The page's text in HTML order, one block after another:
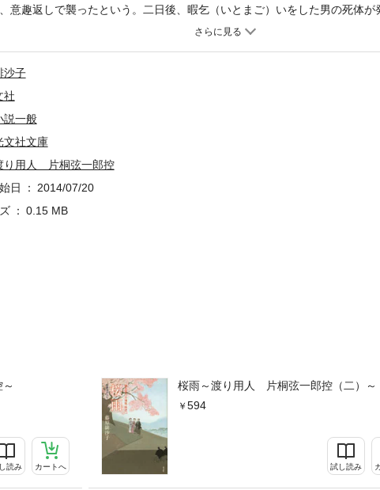
読み カートへ
桜雨～渡り用人 片桐弦一郎控（二）～
594
試し読み
意趣返しで襲ったという。二日後、暇乞（いとまご）いをした男の死体
飯坂藩元執政・千坂兵庫（ちさかひょうご）から使いが来た。どうやら男は
沙子
社
説一般
文社文庫
り用人 片桐弦一郎控
日
2014/07/20
0.15 MB